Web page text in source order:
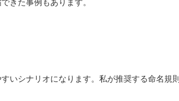
きた事例もあります。
いシナリオになります。私が推奨する命名規則